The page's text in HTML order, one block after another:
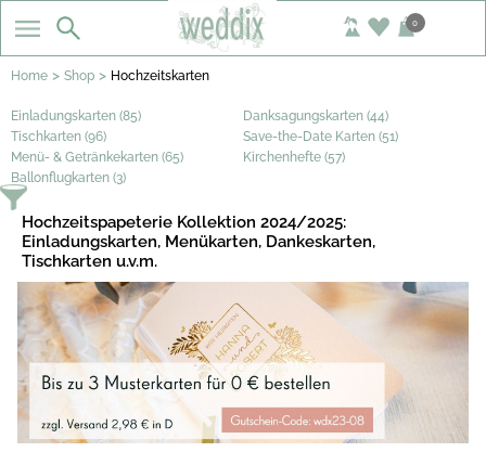
0
Home > Shop > Hochzeitskarten
Einladungskarten (85)
Danksagungskarten (44)
Tischkarten (96)
Save-the-Date Karten (51)
Menü- & Getränkekarten (65)
Kirchenhefte (57)
Ballonflugkarten (3)
Hochzeitspapeterie Kollektion 2024/2025:
Einladungskarten, Menükarten, Dankeskarten,
Tischkarten u.v.m.